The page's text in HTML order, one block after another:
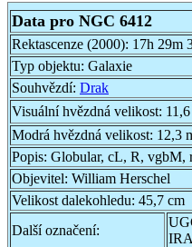
Data pro NGC 6412
Rektascenze (2000): 17h 29m
Typ objektu: Galaxie
Souhvězdí: Drak
Visuální hvězdná velikost:
Modrá hvězdná velikost: 12,3
Popis: Globular, cL, R, vgbM,
Objevitel: William Herschel
Velikost dalekohledu: 45,7 cm
Další označení: